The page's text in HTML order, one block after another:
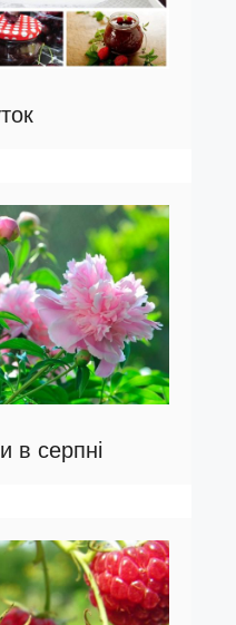
в серпні